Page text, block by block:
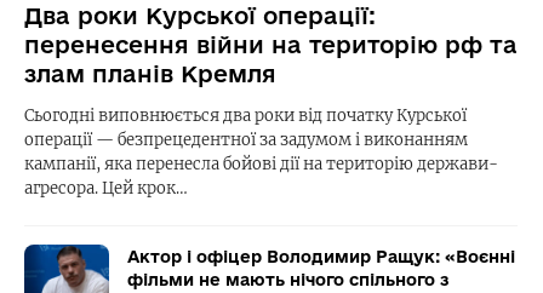
Два роки Курської операції:
перенесення війни на територію рф та
злам планів Кремля
Сьогодні виповнюється два роки від початку Курської
операції — безпрецедентної за задумом і виконанням
кампанії, яка перенесла бойові дії на територію держави-
агресора. Цей крок…
Актор і офіцер Володимир Ращук: «Воєнні
фільми не мають нічого спільного з